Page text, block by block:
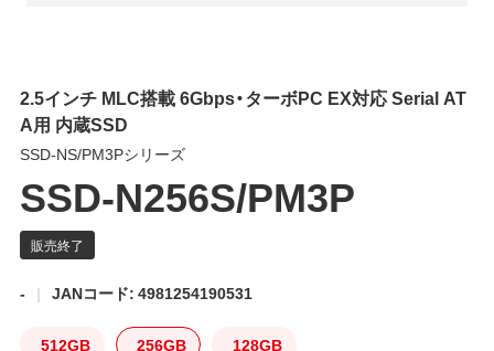
2.5インチ MLC搭載 6Gbps・ターボPC EX対応 Serial AT
A用 内蔵SSD
SSD-NS/PM3Pシリーズ
SSD-N256S/PM3P
- JANコード: 4981254190531
512GB 256GB 128GB